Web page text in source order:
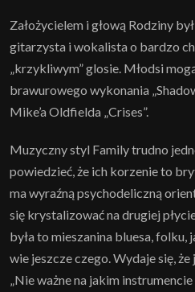
Założycielem i głową Rodziny
gitarzysta i wokalista o bardzo
„krzykliwym” glosie. Młodsi
brawurowego wykonania
Mike’a Oldfielda „Crises”.
Muzyczny styl Family trudno
powiedzieć, że ich korzenie to
ma wyraźną psychodeliczną
się krystalizować na drugiej
była to mieszanina bluesa, folku,
wie jeszcze czego. Wydaje się, że
„Nie ważne na jakim